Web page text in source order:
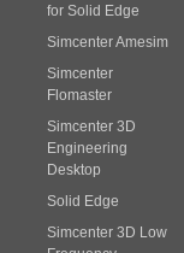
for Solid Edge
Simcenter Amesim
Simcenter
Flomaster
Simcenter 3D
Engineering
Desktop
Solid Edge
Simcenter 3D Low